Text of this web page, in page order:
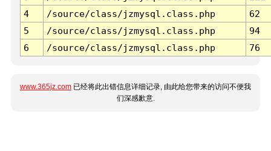
4
/source/class/jzmysql.class.php
62
5
/source/class/jzmysql.class.php
94
6
/source/class/jzmysql.class.php 76
www.365jz.com 已经将此出错信息详细记录, 由此给您带来的访问不便我
们深感歉意.